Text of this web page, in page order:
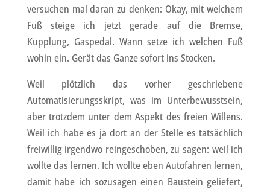
versuchen mal daran zu denken: Okay, mit welchem
Fuß steige ich jetzt gerade auf die Bremse,
Kupplung, Gaspedal. Wann setze ich welchen Fuß
wohin ein. Gerät das Ganze sofort ins Stocken.
Weil plötzlich das vorher geschriebene
Automatisierungsskript, was im Unterbewusstsein,
aber trotzdem unter dem Aspekt des freien Willens.
Weil ich habe es ja dort an der Stelle es tatsächlich
freiwillig irgendwo reingeschoben, zu sagen: weil ich
wollte das lernen. Ich wollte eben Autofahren lernen,
damit habe ich sozusagen einen Baustein geliefert,